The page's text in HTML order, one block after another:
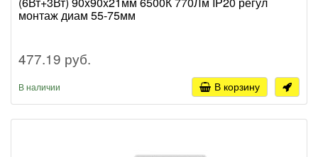
монтаж диам 55-75мм
477.19 руб.
В наличии В корзину